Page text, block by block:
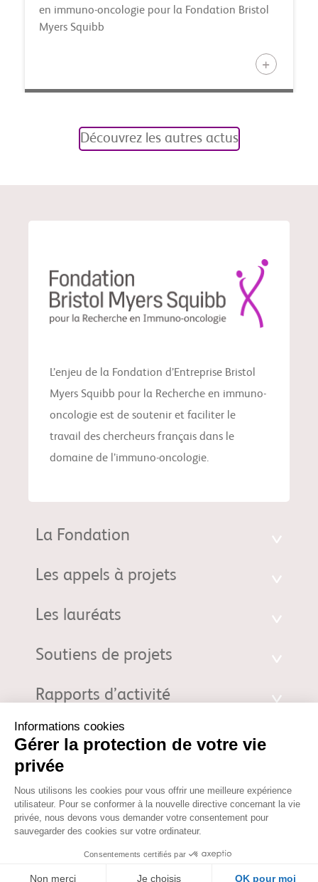
en immuno-oncologie pour la Fondation Bristol
Myers Squibb
Découvrez les autres actus
L’enjeu de la Fondation d’Entreprise Bristol
Myers Squibb pour la Recherche en immuno-
oncologie est de soutenir et faciliter le
travail des chercheurs français dans le
domaine de l’immuno-oncologie.
La Fondation
Les appels à projets
Les lauréats
Soutiens de projets
Rapports d’activité
Fondation d'entreprise Bristol-Myers Squibb pour la Recherche en
Immuno-Oncologie. 3 Rue Joseph Monier - 92500 Rueil-Malmaison |
fondation@bms.com
© 2026 Fondation d'entreprise Bristol-Myers Squibb pour la
Recherche en Immuno-Oncologie. Propriété de la Fondation
d'entreprise Bristol-Myers Squibb pour la Recherche en Immuno-
Oncologie. Tous droits réservés. Votre utilisation des informations sur
ce site est soumise aux termes de nos
Politique de confidentialité.